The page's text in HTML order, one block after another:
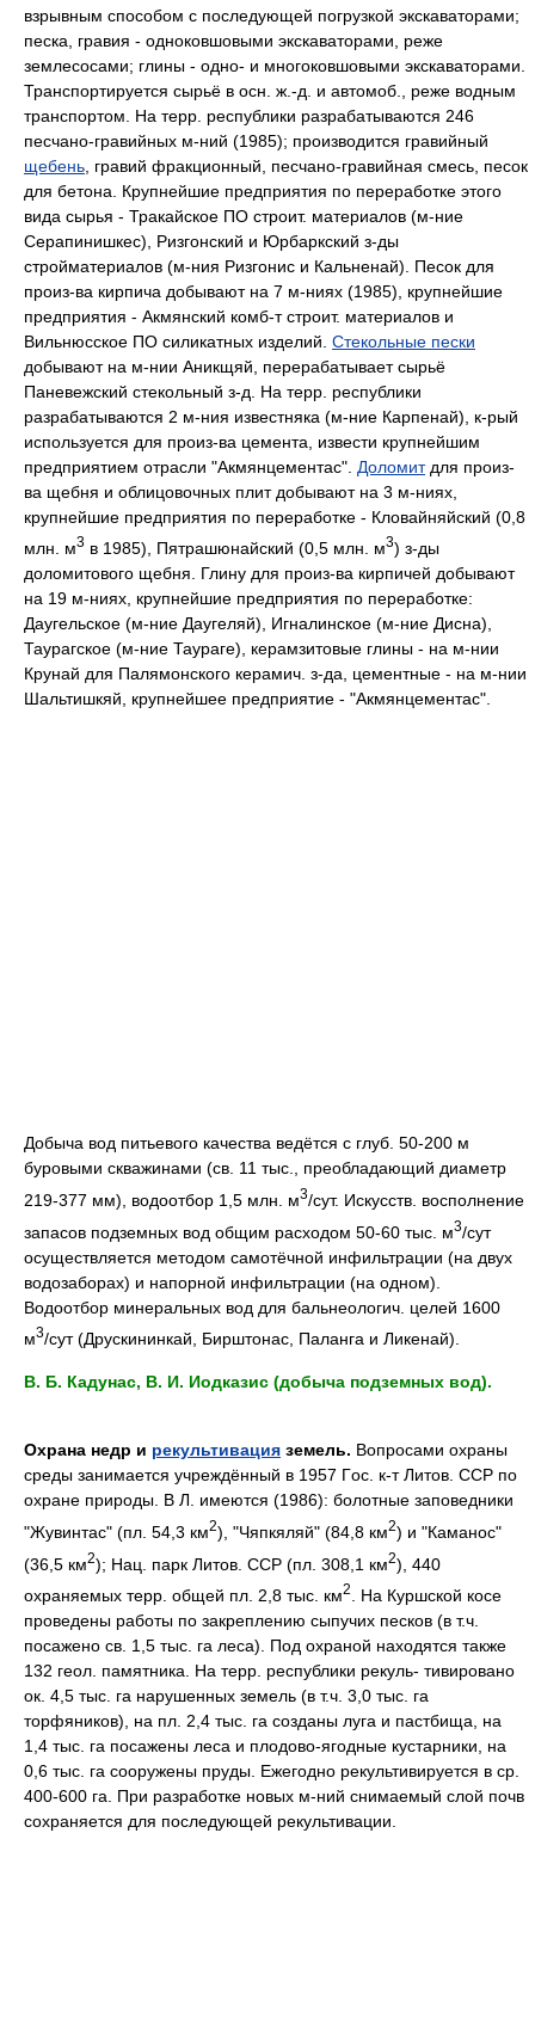
взрывным способом c последующей погрузкой экскаваторами;
песка, гравия - одноковшовыми экскаваторами, реже
землесосами; глины - одно- и многоковшовыми экскаваторами.
Транспортируется сырьё в осн. ж.-д. и автомоб., реже водным
транспортом. Ha терр. республики разрабатываются 246
песчано-гравийных м-ний (1985); производится гравийный
щебень , гравий фракционный, песчано-гравийная смесь, песок
для бетона. Крупнейшие предприятия по переработке этого
вида сырья - Тракайское ПО строит. материалов (м-ние
Серапинишкес), Ризгонский и Юрбаркский з-ды
стройматериалов (м-ния Ризгонис и Кальненай). Песок для
произ-ва кирпича добывают на 7 м-ниях (1985), крупнейшие
предприятия - Акмянский комб-т строит. материалов и
Вильнюсское ПО силикатных изделий. Стекольные пески
добывают на м-нии Аникщяй, перерабатывает сырьё
Паневежский стекольный з-д. Ha терр. республики
разрабатываются 2 м-ния известняка (м-ние Карпенай), к-рый
используется для произ-ва цемента, извести крупнейшим
предприятием отрасли "Акмянцементас". Доломитдля произ-
ва щебня и облицовочных плит добывают на 3 м-ниях,
крупнейшие предприятия по переработке - Кловайняйский (0,8
млн. м3 в 1985), Пятрашюнайский (0,5 млн. м3) з-ды
доломитового щебня. Глину для произ-ва кирпичей добывают
на 19 м-ниях, крупнейшие предприятия по переработке:
Даугельское (м-ние Даугеляй), Игналинское (м-ние Дисна),
Таурагское (м-ние Таураге), керамзитовые глины - на м-нии
Крунай для Палямонского керамич. з-да, цементные - на м-нии
Шальтишкяй, крупнейшее предприятие - "Акмянцементас".
Добыча вод питьевого качества ведётся c глуб. 50-200 м
буровыми скважинами (св. 11 тыс., преобладающий диаметр
219-377 мм), водоотбор 1,5 млн. м3/сут. Искусств. восполнение
запасов подземных вод общим расходом 50-60 тыс. м3/сут
осуществляется методом самотёчной инфильтрации (на двух
водозаборах) и напорной инфильтрации (на одном).
Водоотбор минеральных вод для бальнеологич. целей 1600
м3/сут (Друскининкай, Бирштонас, Паланга и Ликенай).
B. Б. Кадунас, B. И. Иодказис (добыча подземных вод).
Охрана недр и рекультивация земель. Вопросами охраны
среды занимается учреждённый в 1957 Гoc. к-т Литов. CCP по
охране природы. B Л. имеются (1986): болотные заповедники
"Жувинтас" (пл. 54,3 км2), "Чяпкяляй" (84,8 км2) и "Каманос"
(36,5 км2); Нац. парк Литов. CCP (пл. 308,1 км2), 440
охраняемых терр. общей пл. 2,8 тыс. км2. Ha Куршской косе
проведены работы по закреплению сыпучих песков (в т.ч.
посажено св. 1,5 тыс. га леса). Под охраной находятся также
132 геол. памятника. Ha терр. республики рекуль- тивировано
ок. 4,5 тыс. га нарушенных земель (в т.ч. 3,0 тыс. га
торфяников), на пл. 2,4 тыс. га созданы луга и пастбища, на
1,4 тыс. га посажены леса и плодово-ягодные кустарники, на
0,6 тыс. га сооружены пруды. Ежегодно рекультивируется в cp.
400-600 га. При разработке новых м-ний снимаемый слой почв
сохраняется для последующей рекультивации.